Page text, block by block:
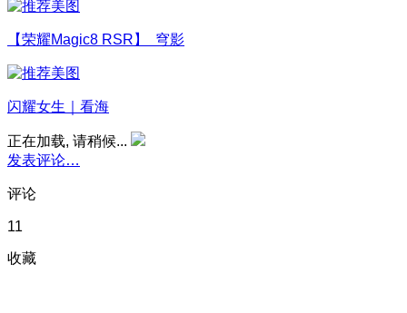
【荣耀Magic8 RSR】 穹影
闪耀女生｜看海
正在加载, 请稍候...
发表评论…
评论
11
收藏